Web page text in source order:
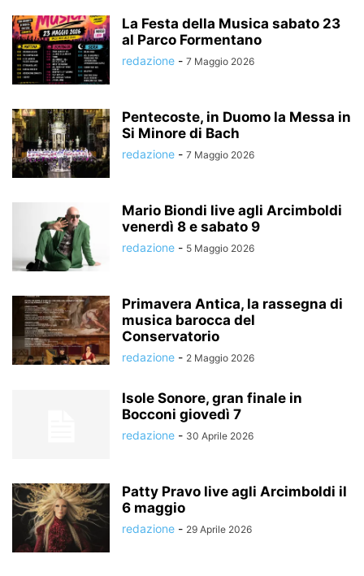
La Festa della Musica sabato 23
al Parco Formentano
redazione - 7 Maggio 2026
Pentecoste, in Duomo la Messa in
Si Minore di Bach
redazione - 7 Maggio 2026
Mario Biondi live agli Arcimboldi
venerdì 8 e sabato 9
redazione - 5 Maggio 2026
Primavera Antica, la rassegna di
musica barocca del
Conservatorio
redazione - 2 Maggio 2026
Isole Sonore, gran finale in
Bocconi giovedì 7
redazione - 30 Aprile 2026
Patty Pravo live agli Arcimboldi il
6 maggio
redazione - 29 Aprile 2026